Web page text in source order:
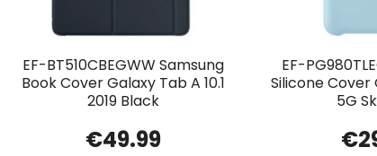
EF-BT510CBEGWW Samsung
Book Cover Galaxy Tab A 10.1
2019 Black
€49.99
EF-
Silicone Cover
5G
€